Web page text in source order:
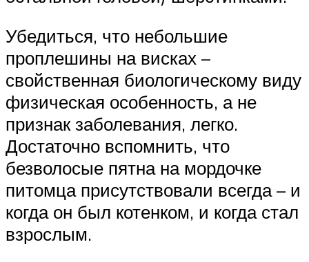
Убедиться, что небольшие
проплешины на висках –
свойственная биологическому виду
физическая особенность, а не
признак заболевания, легко.
Достаточно вспомнить, что
безволосые пятна на мордочке
питомца присутствовали всегда – и
когда он был котенком, и когда стал
взрослым.